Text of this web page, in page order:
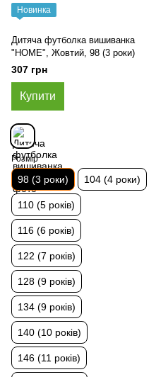
Новинка
Дитяча футболка вишиванка
"HOME", Жовтий, 98 (3 роки)
307 грн
Купити
Розмір
98 (3 роки) 104 (4 роки)
110 (5 років)
116 (6 років)
122 (7 років)
128 (9 років)
134 (9 років)
140 (10 років)
146 (11 років)